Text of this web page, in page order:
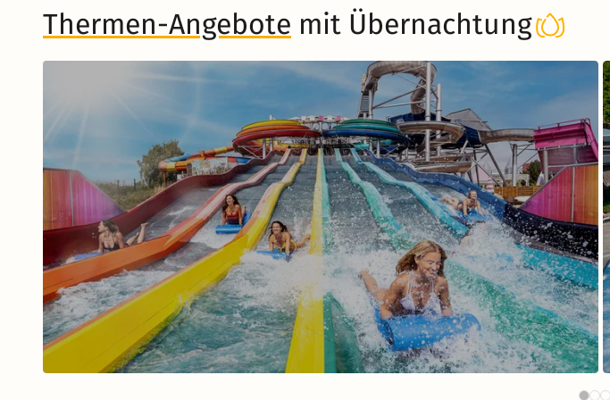
Musical in Berlin
Thermen-Angebote mit Übernachtung